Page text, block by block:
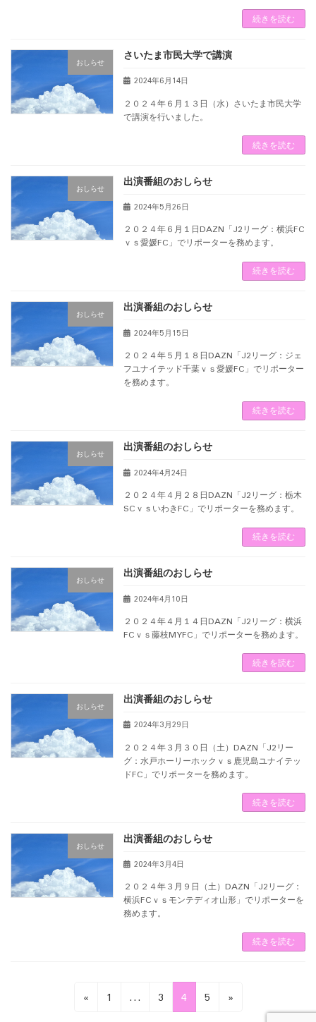
続きを読む
おしらせ さいたま市民大学で講演
2024年6月14日
２０２４年６月１３日（水）さいたま市民大学
で講演を行いました。
続きを読む
おしらせ 出演番組のおしらせ
2024年5月26日
２０２４年６月１日DAZN「J2リーグ：横浜FC
ｖｓ愛媛FC」でリポーターを務めます。
続きを読む
おしらせ 出演番組のおしらせ
2024年5月15日
２０２４年５月１８日DAZN「J2リーグ：ジェ
フユナイテッド千葉ｖｓ愛媛FC」でリポーター
を務めます。
続きを読む
おしらせ 出演番組のおしらせ
2024年4月24日
２０２４年４月２８日DAZN「J2リーグ：栃木
SCｖｓいわきFC」でリポーターを務めます。
続きを読む
おしらせ 出演番組のおしらせ
2024年4月10日
２０２４年４月１４日DAZN「J2リーグ：横浜
FCｖｓ藤枝MYFC」でリポーターを務めます。
続きを読む
おしらせ 出演番組のおしらせ
2024年3月29日
２０２４年３月３０日（土）DAZN「J2リー
グ：水戸ホーリーホックｖｓ鹿児島ユナイテッ
ドFC」でリポーターを務めます。
続きを読む
おしらせ 出演番組のおしらせ
2024年3月4日
２０２４年３月９日（土）DAZN「J2リーグ：
横浜FCｖｓモンテディオ山形」でリポーターを
務めます。
続きを読む
«
固1 …
固
3
固
定
4
固
5 »